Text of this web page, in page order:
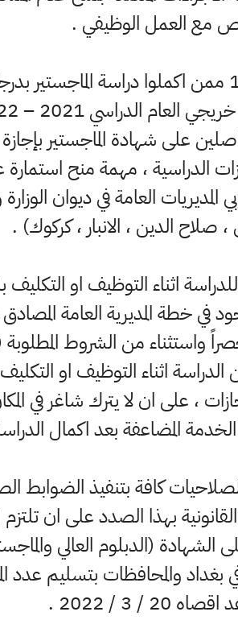
مع العمل الوظيفي .
اما بالنسبة للمشمولين بقرار (518) لسنة 1986 ممن
7 / 2022 فصاعدا وللحاصلين على شهادة
الدراسية ، مهمة منح استمارة
العامة في ديوان الوزارة
صلاح الدين ، الانبار ، كركوك) .
اثناء التوظيف او
المديرية العامة المصادق
واستثناء من الشروط المطلوبة
اثناء التوظيف او
، على ان لا يترك شاغر في
المضاعفة بعد اكمال
كافة بتنفيذ الضوابط
بهذا الصدد على ان
(الدبلوم العالي
في بغداد والمحافظات بتسليم عدد
/ 3 / 2022 .